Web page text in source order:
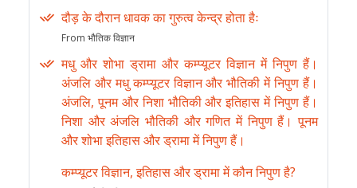
दौड़ के दौरान धावक का गुरुत्व केन्द्र होता हैः
From भौतिक विज्ञान
मधु और शोभा ड्रामा और कम्प्यूटर विज्ञान में निपुण हैं।
अंजलि और मधु कम्प्यूटर विज्ञान और भौतिकी में निपुण हैं।
अंजलि, पूनम और निशा भौतिकी और इतिहास में निपुण हैं।
निशा और अंजलि भौतिकी और गणित में निपुण हैं। पूनम
और शोभा इतिहास और ड्रामा में निपुण हैं।
कम्प्यूटर विज्ञान, इतिहास और ड्रामा में कौन निपुण है?